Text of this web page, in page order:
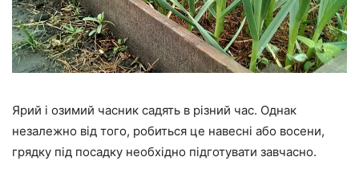
Ярий і озимий часник садять в різний час. Однак
незалежно від того, робиться це навесні або восени,
грядку під посадку необхідно підготувати завчасно.